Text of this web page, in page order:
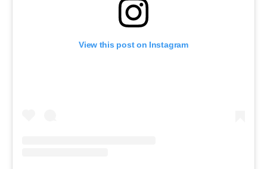
View this post on Instagram